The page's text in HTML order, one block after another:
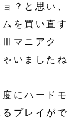
？と思い、
を買い直す
Ⅲマニアク
いましたね
にハードモ
プレイがで